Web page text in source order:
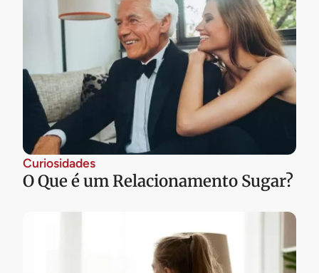
Curiosidades
O Que é um Relacionamento Sugar?